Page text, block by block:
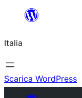
contenuto
Italia
Scarica WordPress